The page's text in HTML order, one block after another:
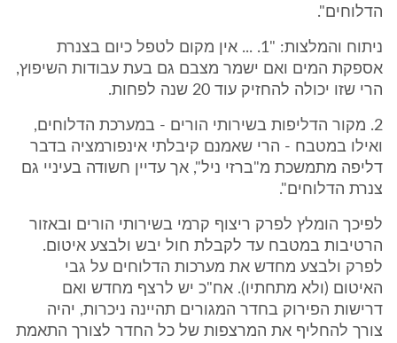
הדלוחים".
ניתוח והמלצות: "1. ... אין מקום לטפל כיום בצנרת
אספקת המים ואם ישמר מצבם גם בעת עבודות השיפוץ,
הרי שזו יכולה להחזיק עוד 20 שנה לפחות.
2. מקור הדליפות בשירותי הורים - במערכת הדלוחים,
ואילו במטבח - הרי שאמנם קיבלתי אינפורמציה בדבר
דליפה מתמשכת מ"ברזי ניל", אך עדיין חשודה בעיניי גם
צנרת הדלוחים".
לפיכך הומלץ לפרק ריצוף קרמי בשירותי הורים ובאזור
הרטיבות במטבח עד לקבלת חול יבש ולבצע איטום.
לפרק ולבצע מחדש את מערכות הדלוחים על גבי
האיטום (ולא מתחתיו). אח"כ יש לרצף מחדש ואם
דרישות הפירוק בחדר המגורים תהיינה ניכרות, יהיה
צורך להחליף את המרצפות של כל החדר לצורך התאמת